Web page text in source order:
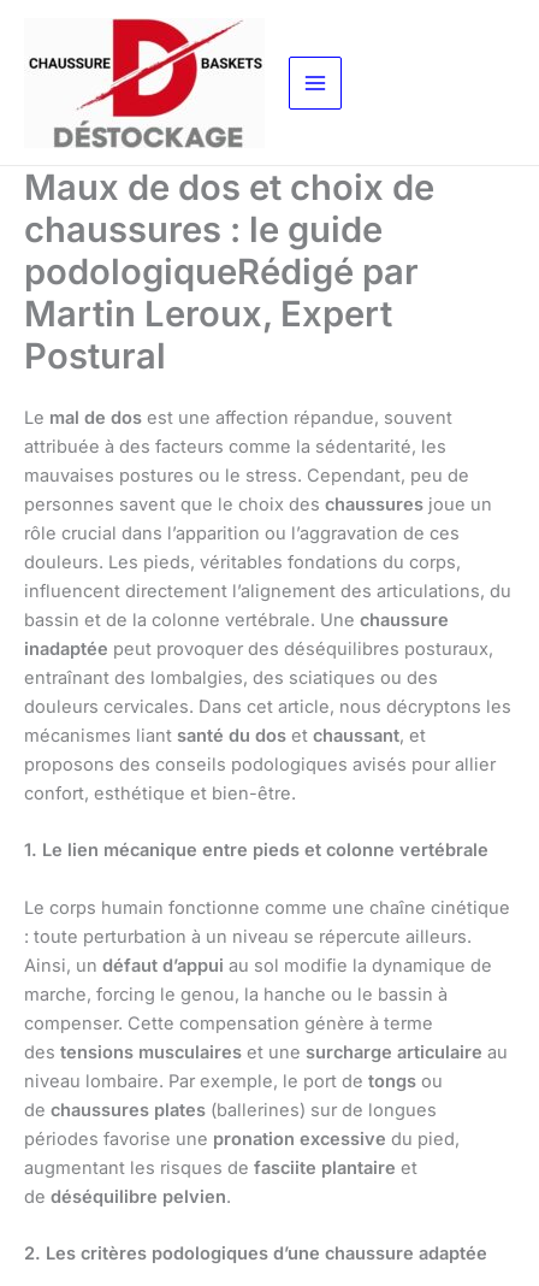
contenu
Maux de dos et choix de
chaussures : le guide
podologiqueRédigé par
Martin Leroux, Expert
Postural
Le mal de dos est une affection répandue, souvent
attribuée à des facteurs comme la sédentarité, les
mauvaises postures ou le stress. Cependant, peu de
personnes savent que le choix des chaussures joue un
rôle crucial dans l’apparition ou l’aggravation de ces
douleurs. Les pieds, véritables fondations du corps,
influencent directement l’alignement des articulations, du
bassin et de la colonne vertébrale. Une chaussure
inadaptée peut provoquer des déséquilibres posturaux,
entraînant des lombalgies, des sciatiques ou des
douleurs cervicales. Dans cet article, nous décryptons les
mécanismes liant santé du dos et chaussant, et
proposons des conseils podologiques avisés pour allier
confort, esthétique et bien-être.
1. Le lien mécanique entre pieds et colonne vertébrale
Le corps humain fonctionne comme une chaîne cinétique
: toute perturbation à un niveau se répercute ailleurs.
Ainsi, un défaut d’appui au sol modifie la dynamique de
marche, forcing le genou, la hanche ou le bassin à
compenser. Cette compensation génère à terme
des tensions musculaires et une surcharge articulaire au
niveau lombaire. Par exemple, le port de tongs ou
de chaussures plates (ballerines) sur de longues
périodes favorise une pronation excessive du pied,
augmentant les risques de fasciite plantaire et
de déséquilibre pelvien.
2. Les critères podologiques d’une chaussure adaptée